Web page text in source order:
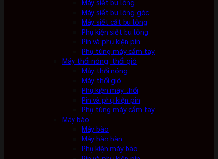
Máy siết bu lông
Máy siết bu lông góc
Máy siết cắt bu lông
Phụ kiện siết bu lông
Pin và phụ kiện pin
Phụ tùng máy cầm tay
Máy thổi nóng, thổi gió
Máy thổi nóng
Máy thổi gió
Phụ kiện máy thổi
Pin và phụ kiện pin
Phụ tùng máy cầm tay
Máy bào
Máy bào
Máy bào bàn
Phụ kiện máy bào